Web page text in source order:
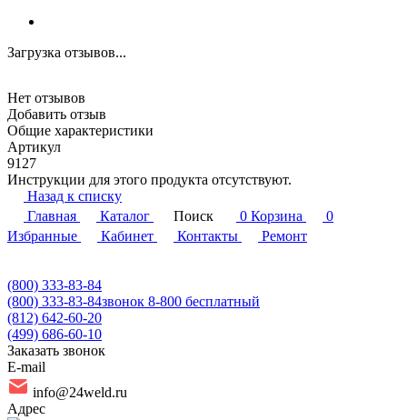
Загрузка отзывов...
Нет отзывов
Добавить отзыв
Общие характеристики
Артикул
9127
Инструкции для этого продукта отсутствуют.
Назад к списку
Главная
Каталог Поиск 0 Корзина
0
Избранные
Кабинет Контакты Ремонт
(800) 333-83-84
(800) 333-83-84звонок 8-800 бесплатный
(812) 642-60-20
(499) 686-60-10
Заказать звонок
E-mail
info@24weld.ru
Адрес